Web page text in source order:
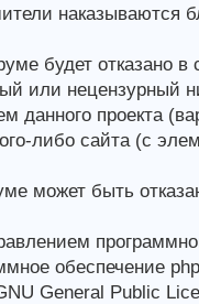
наказываются
будет отказано в
или нецензурный
данного проекта
либо сайта (с
может быть
обеспечение
General Public